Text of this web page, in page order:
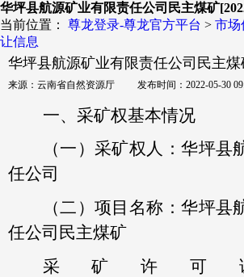
华坪县航源矿业有限责任公司民主煤矿
当前位置： 尊龙登录-尊龙官方平台 > 市场
让信息
华坪县航源矿业有限责任公司民主煤
来源：云南省自然资源厅 发布时间：2022-05-30
一、采矿权基本情况
（一）采矿权人：华坪县
任公司
（二）项目名称：华坪县
任公司民主煤矿
采矿许可